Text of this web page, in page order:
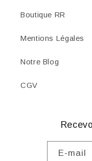
Boutique RR
Mentions Légales
Notre Blog
CGV
E-mail